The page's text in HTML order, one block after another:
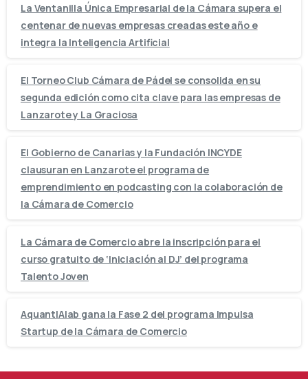
La Ventanilla Única Empresarial de la Cámara supera el
centenar de nuevas empresas creadas este año e
integra la Inteligencia Artificial
El Torneo Club Cámara de Pádel se consolida en su
segunda edición como cita clave para las empresas de
Lanzarote y La Graciosa
El Gobierno de Canarias y la Fundación INCYDE
clausuran en Lanzarote el programa de
emprendimiento en podcasting con la colaboración de
la Cámara de Comercio
La Cámara de Comercio abre la inscripción para el
curso gratuito de ‘Iniciación al DJ’ del programa
Talento Joven
AquantIAlab gana la Fase 2 del programa Impulsa
Startup de la Cámara de Comercio